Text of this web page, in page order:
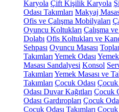
Karyola Çift Kişilik Karyola
Odası Takımları Makyaj
Ofis ve Çalışma Mobilyaları
Oyuncu Koltukları Çalışma
Dolabı Ofis Koltukları ve
Sehpası Oyuncu Masası
Takımları Yemek Odası
Masası Sandalyesi Konsol
Takımları Yemek Masası ve
Takımları Çocuk Odası Çocuk
Odası Duvar Kağıtları Çocuk
Odası Gardıropları Çocuk
Çocuk Odası Takımları Çocuk